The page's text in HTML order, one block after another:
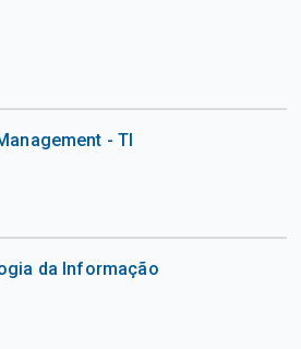
- TI
da Informação